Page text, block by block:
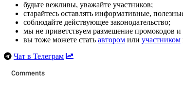
будьте вежливы, уважайте участников;
старайтесь оставлять информативные,
соблюдайте действующее законодательство;
мы не приветствуем размещение промокодов
вы тоже можете стать автором или участником
Чат в Телеграм